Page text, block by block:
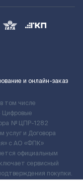
и онлайн-заказ
том числе
Цифровые
№ ЦПР-1282
и Договора
c АО «ФПК»
официальным
сервисный
покупки.